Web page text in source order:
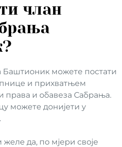
члан
Баштионик можете постати
и прихватњем
права и обавеза Сабрања.
можете донијети у
да, по мјери своје